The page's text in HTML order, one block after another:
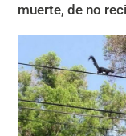
muerte, de no